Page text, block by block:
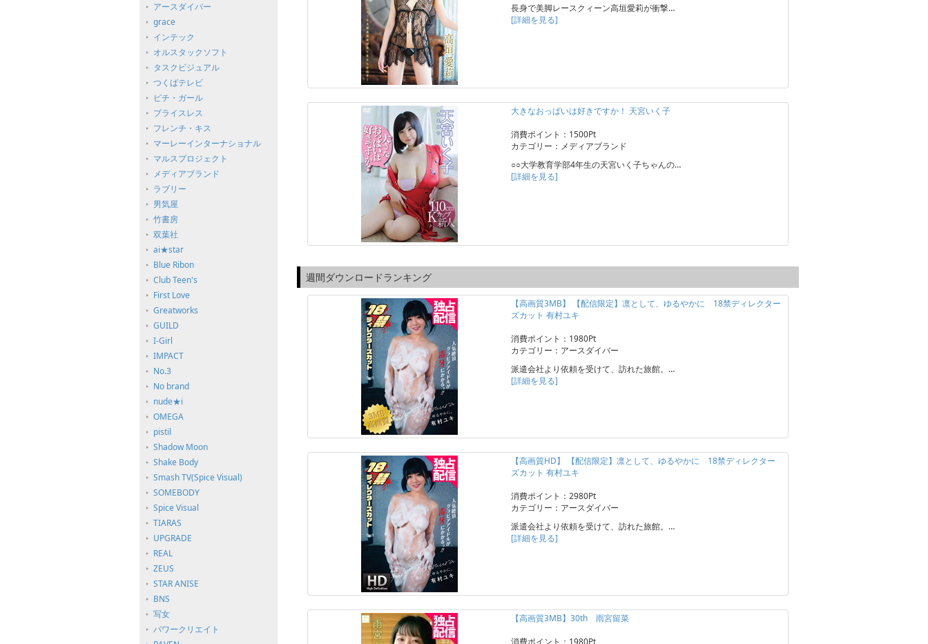
アースダイバー
grace
インテック
オルスタックソフト
タスクビジュアル
つくばテレビ
ピチ・ガール
プライスレス
フレンチ・キス
マーレーインターナショナル
マルスプロジェクト
メディアブランド
ラブリー
男気屋
竹書房
双葉社
ai★star
Blue Ribon
Club Teen's
First Love
Greatworks
GUILD
I-Girl
IMPACT
No.3
No brand
nude★i
OMEGA
pistil
Shadow Moon
Shake Body
Smash TV(Spice Visual)
SOMEBODY
Spice Visual
TIARAS
UPGRADE
REAL
ZEUS
STAR ANISE
BNS
写女
パワークリエイト
長身で美脚レースクィーン高垣愛莉が衝撃…
[詳細を見る]
大きなおっぱいは好きですか！ 天宮いく子
消費ポイント：1500Pt
カテゴリー：メディアブランド
○○大学教育学部4年生の天宮いく子ちゃんの…
[詳細を見る]
週間ダウンロードランキング
【高画質3MB】 【配信限定】凛として、ゆるやかに 18禁ディレクター
ズカット 有村ユキ
消費ポイント：1980Pt
カテゴリー：アースダイバー
派遣会社より依頼を受けて、訪れた旅館。…
[詳細を見る]
【高画質HD】 【配信限定】凛として、ゆるやかに 18禁ディレクター
ズカット 有村ユキ
消費ポイント：2980Pt
カテゴリー：アースダイバー
派遣会社より依頼を受けて、訪れた旅館。…
[詳細を見る]
【高画質3MB】30th 雨宮留菜
消費ポイント：1980Pt